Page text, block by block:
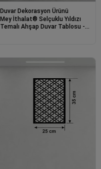
Duvar Dekorasyon Ürünü
Mey İthalat® Selçuklu Yıldızı
Temalı Ahşap Duvar Tablosu -